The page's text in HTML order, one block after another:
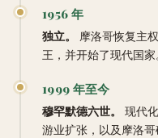
1956 年
独立。
摩洛哥恢复主
王，并开始了现代国家
1999 年至今
穆罕默德六世。
现代
游业扩张，以及摩洛